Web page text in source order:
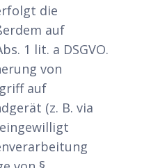
die
auf
1 lit. a DSGVO.
von
auf
(z. B. via